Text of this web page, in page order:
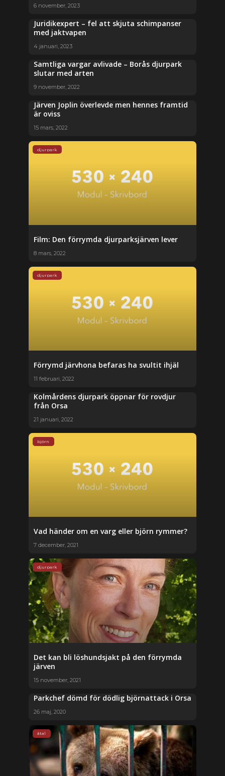
6 november, 2023
Juridikexpert – fel att skjuta schimpanser
med jaktvapen
4 januari, 2023
Samtliga vargar avlivade – Borås djurpark
slutar med arten
9 november, 2022
Järven Joplin överlevde men hennes framtid
är oviss
15 mars, 2022
djurpark
Film: Den förrymda djurparksjärven lever
8 mars, 2022
djurpark
Förrymd järvhona befaras ha svultit ihjäl
11 februari, 2022
Kolmårdens djurpark öppnar för rovdjur
från Orsa
21 januari, 2022
björn
Vad händer om en varg eller björn rymmer?
7 december, 2021
djurpark
Det kan bli löshundsjakt på den förrymda
järven
15 november, 2021
Parkchef dömd för dödlig björnattack i Orsa
26 maj, 2020
åtal